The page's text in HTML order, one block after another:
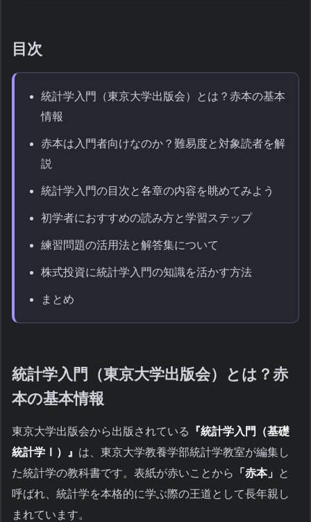
目次
統計学入門（東京大学出版会）とは？赤本の基本
情報
赤本は入門者向けなのか？難易度と対象読者を解
説
統計学入門の目次と各章の内容を眺めてみよう
初学者におすすめの読み方と学習ステップ
練習問題の活用法と解答集について
株式投資に統計学入門の知識を活かす方法
まとめ
統計学入門（東京大学出版会）とは？赤
本の基本情報
東京大学出版会から出版されている
『統計学入門（基礎
統計学Ⅰ）』 は、東京大学教養学部統計学教室が編集し
た統計学の教科書です。表紙が赤いことから
「赤本」 と
呼ばれ、統計学を本格的に学ぶ際の王道として長年親し
まれています。